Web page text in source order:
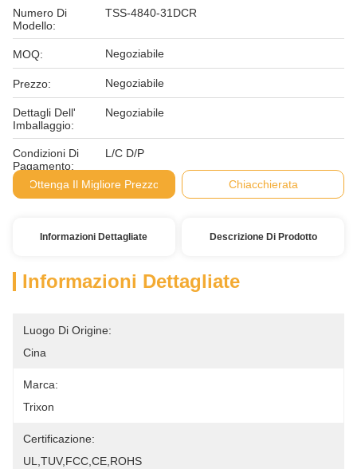
Numero Di
Modello:
TSS-4840-31DCR
MOQ: Negoziabile
Prezzo: Negoziabile
Dettagli Dell'
Imballaggio:
Negoziabile
Condizioni Di
Pagamento:
L/C D/P
Ottenga Il Migliore Prezzo Chiacchierata
Informazioni Dettagliate Descrizione Di Prodotto
Informazioni Dettagliate
Luogo Di Origine:
Cina
Marca:
Trixon
Certificazione:
UL,TUV,FCC,CE,ROHS